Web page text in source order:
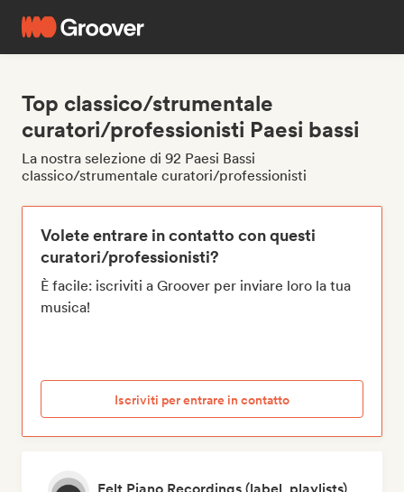
Top classico/strumentale
curatori/professionisti Paesi bassi
La nostra selezione di 92 Paesi Bassi
classico/strumentale curatori/professionisti
Volete entrare in contatto con questi
curatori/professionisti?
È facile: iscriviti a Groover per inviare loro la tua
musica!
Iscriviti per entrare in contatto